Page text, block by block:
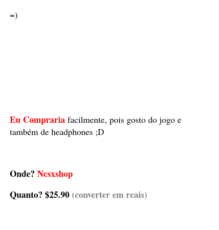
=)
Eu Compraria facilmente, pois gosto do jogo e
também de headphones ;D
Onde? Ncsxshop
Quanto? $25.90 (converter em reais)